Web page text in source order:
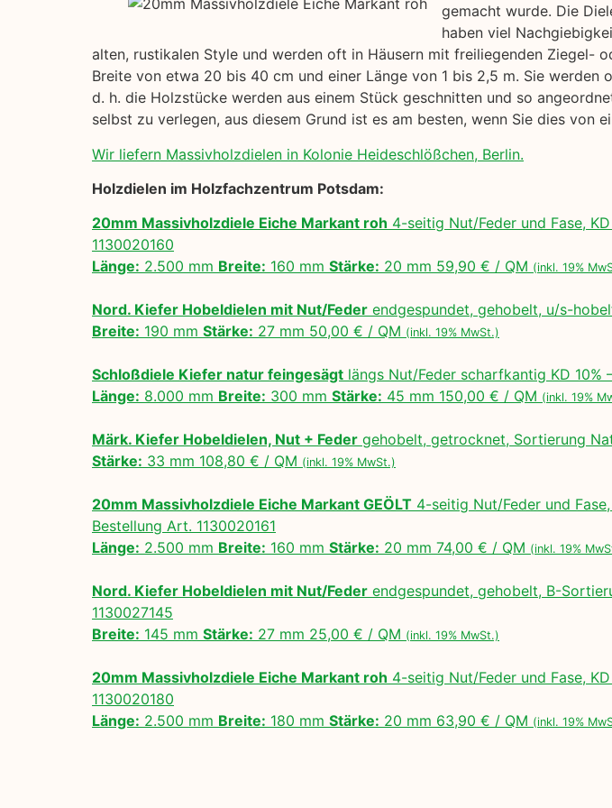
gemacht wurde. Die
haben viel
alten, rustikalen Style und werden oft in Häusern mit freiliegenden Ziegel-
Breite von etwa 20 bis 40 cm und einer Länge von 1 bis 2,5 m. Sie
d. h. die Holzstücke werden aus einem Stück geschnitten und so
selbst zu verlegen, aus diesem Grund ist es am besten, wenn Sie dies von
Wir liefern Massivholzdielen in Kolonie Heideschlößchen, Berlin.
Holzdielen im Holzfachzentrum Potsdam:
20mm Massivholzdiele Eiche Markant roh 4-seitig Nut/Feder und Fase,
1130020160
Länge: 2.500 mm Breite: 160 mm Stärke: 20 mm 59,90 € / QM (inkl. 19%
Nord. Kiefer Hobeldielen mit Nut/Feder endgespundet, gehobelt, u/s-
Breite: 190 mm Stärke: 27 mm 50,00 € / QM (inkl. 19% MwSt.)
Schloßdiele Kiefer natur feingesägt längs Nut/Feder scharfkantig KD
Länge: 8.000 mm Breite: 300 mm Stärke: 45 mm 150,00 € / QM (inkl. 19%
Märk. Kiefer Hobeldielen, Nut + Feder gehobelt, getrocknet, Sortierung
Stärke: 33 mm 108,80 € / QM (inkl. 19% MwSt.)
20mm Massivholzdiele Eiche Markant GEÖLT 4-seitig Nut/Feder und
Bestellung Art. 1130020161
Länge: 2.500 mm Breite: 160 mm Stärke: 20 mm 74,00 € / QM (inkl. 19%
Nord. Kiefer Hobeldielen mit Nut/Feder endgespundet, gehobelt, B-
1130027145
Breite: 145 mm Stärke: 27 mm 25,00 € / QM (inkl. 19% MwSt.)
20mm Massivholzdiele Eiche Markant roh 4-seitig Nut/Feder und Fase,
1130020180
Länge: 2.500 mm Breite: 180 mm Stärke: 20 mm 63,90 € / QM (inkl. 19%